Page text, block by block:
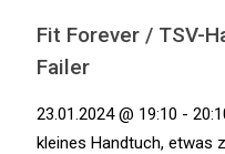
Fit Forever / TSV-
Failer
23.01.2024 @ 19:10 -
kleines Handtuch, etwas